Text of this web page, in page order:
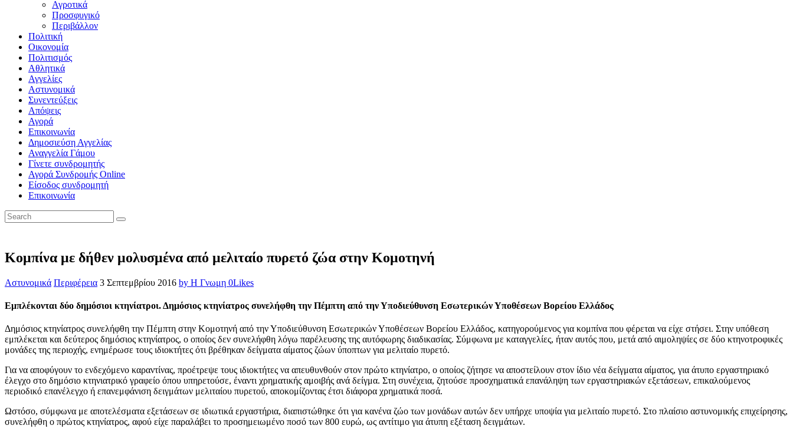
Αγροτικά
Προσφυγικό
Περιβάλλον
Πολιτική
Οικονομία
Πολιτισμός
Αθλητικά
Αγγελίες
Αστυνομικά
Συνεντεύξεις
Απόψεις
Αγορά
Επικοινωνία
Δημοσιεύση Αγγελίας
Αναγγελία Γάμου
Γίνετε συνδρομητής
Αγορά Συνδρομής Online
Είσοδος συνδρομητή
Επικοινωνία
Κομπίνα με δήθεν μολυσμένα από μελιταίο πυρετό ζώα στην Κομοτηνή
Αστυνομικά Περιφέρεια 3 Σεπτεμβρίου 2016 by Η Γνωμη 0Likes
Εμπλέκονται δύο δημόσιοι κτηνίατροι. Δημόσιος κτηνίατρος συνελήφθη την Πέμπτη από την Υποδιεύθυνση Εσωτερικών Υποθέσεων Βορείου Ελλάδος
Δημόσιος κτηνίατρος συνελήφθη την Πέμπτη στην Κομοτηνή από την Υποδιεύθυνση Εσωτερικών Υποθέσεων Βορείου Ελλάδος, κατηγορούμενος για κομπίνα που φέρεται να είχε στήσει. Στην υπόθεση
εμπλέκεται και δεύτερος δημόσιος κτηνίατρος, ο οποίος δεν συνελήφθη λόγω παρέλευσης της αυτόφωρης διαδικασίας. Σύμφωνα με καταγγελίες, ήταν αυτός που, μετά από αιμοληψίες σε δύο κτηνοτροφικές
μονάδες της περιοχής, ενημέρωσε τους ιδιοκτήτες ότι βρέθηκαν δείγματα αίματος ζώων ύποπτων για μελιταίο πυρετό.
Για να αποφύγουν το ενδεχόμενο καραντίνας, προέτρεψε τους ιδιοκτήτες να απευθυνθούν στον πρώτο κτηνίατρο, ο οποίος ζήτησε να αποστείλουν στον ίδιο νέα δείγματα αίματος, για άτυπο εργαστηριακό
έλεγχο στο δημόσιο κτηνιατρικό γραφείο όπου υπηρετούσε, έναντι χρηματικής αμοιβής ανά δείγμα. Στη συνέχεια, ζητούσε προσχηματικά επανάληψη των εργαστηριακών εξετάσεων, επικαλούμενος
περιοδικό επανέλεγχο ή επανεμφάνιση δειγμάτων μελιταίου πυρετού, αποκομίζοντας έτσι διάφορα χρηματικά ποσά.
Ωστόσο, σύμφωνα με αποτελέσματα εξετάσεων σε ιδιωτικά εργαστήρια, διαπιστώθηκε ότι για κανένα ζώο των μονάδων αυτών δεν υπήρχε υποψία για μελιταίο πυρετό. Στο πλαίσιο αστυνομικής επιχείρησης,
συνελήφθη ο πρώτος κτηνίατρος, αφού είχε παραλάβει το προσημειωμένο ποσό των 800 ευρώ, ως αντίτιμο για άτυπη εξέταση δειγμάτων.